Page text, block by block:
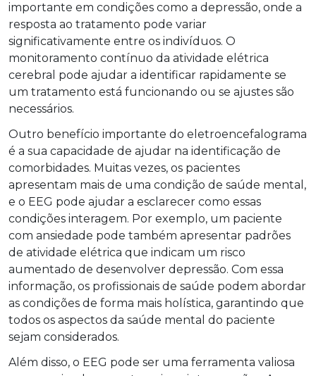
importante em condições como a depressão, onde a
resposta ao tratamento pode variar
significativamente entre os indivíduos. O
monitoramento contínuo da atividade elétrica
cerebral pode ajudar a identificar rapidamente se
um tratamento está funcionando ou se ajustes são
necessários.
Outro benefício importante do eletroencefalograma
é a sua capacidade de ajudar na identificação de
comorbidades. Muitas vezes, os pacientes
apresentam mais de uma condição de saúde mental,
e o EEG pode ajudar a esclarecer como essas
condições interagem. Por exemplo, um paciente
com ansiedade pode também apresentar padrões
de atividade elétrica que indicam um risco
aumentado de desenvolver depressão. Com essa
informação, os profissionais de saúde podem abordar
as condições de forma mais holística, garantindo que
todos os aspectos da saúde mental do paciente
sejam considerados.
Além disso, o EEG pode ser uma ferramenta valiosa